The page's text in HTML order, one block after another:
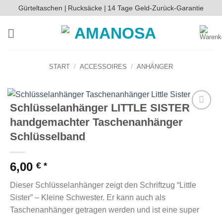
Inhalt
springen
Gürteltaschen | Rucksäcke | 14 Tage Geld-Zurück-Garantie
START / ACCESSOIRES / ANHÄNGER
Auf die
Wunschliste
Schlüsselanhänger LITTLE SISTER
handgemachter Taschenanhänger
Schlüsselband
6,00 €
Dieser Schlüsselanhänger zeigt den Schriftzug “Little
Sister” – Kleine Schwester. Er kann auch als
Taschenanhänger getragen werden und ist eine super